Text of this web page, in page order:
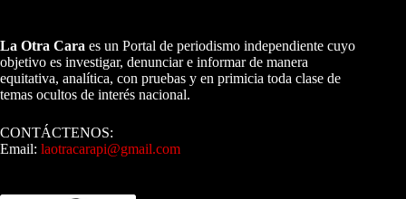
La Otra Cara es un Portal de periodismo independiente cuyo
objetivo es investigar, denunciar e informar de manera
equitativa, analítica, con pruebas y en primicia toda clase de
temas ocultos de interés nacional.
CONTÁCTENOS:
Email: laotracarapi@gmail.com